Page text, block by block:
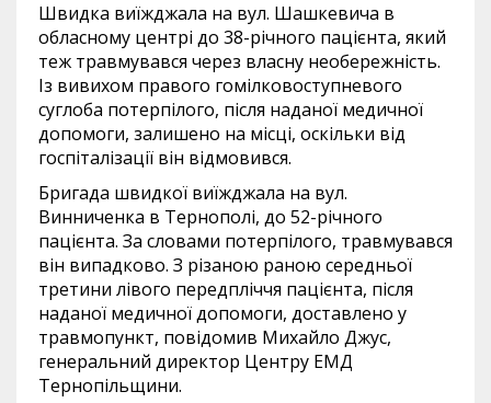
Швидка виїжджала на вул. Шашкевича в
обласному центрі до 38-річного пацієнта, який
теж травмувався через власну необережність.
Із вивихом правого гомілковоступневого
суглоба потерпілого, після наданої медичної
допомоги, залишено на місці, оскільки від
госпіталізації він відмовився.
Бригада швидкої виїжджала на вул.
Винниченка в Тернополі, до 52-річного
пацієнта. За словами потерпілого, травмувався
він випадково. З різаною раною середньої
третини лівого передпліччя пацієнта, після
наданої медичної допомоги, доставлено у
травмопункт, повідомив Михайло Джус,
генеральний директор Центру ЕМД
Тернопільщини.